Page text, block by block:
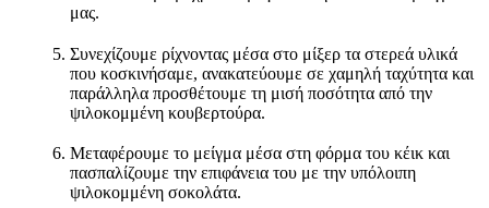
μας.
Συνεχίζουμε ρίχνοντας μέσα στο μίξερ τα στερεά υλικά
που κοσκινήσαμε, ανακατεύουμε σε χαμηλή ταχύτητα και
παράλληλα προσθέτουμε τη μισή ποσότητα από την
ψιλοκομμένη κουβερτούρα.
Μεταφέρουμε το μείγμα μέσα στη φόρμα του κέικ και
πασπαλίζουμε την επιφάνεια του με την υπόλοιπη
ψιλοκομμένη σοκολάτα.